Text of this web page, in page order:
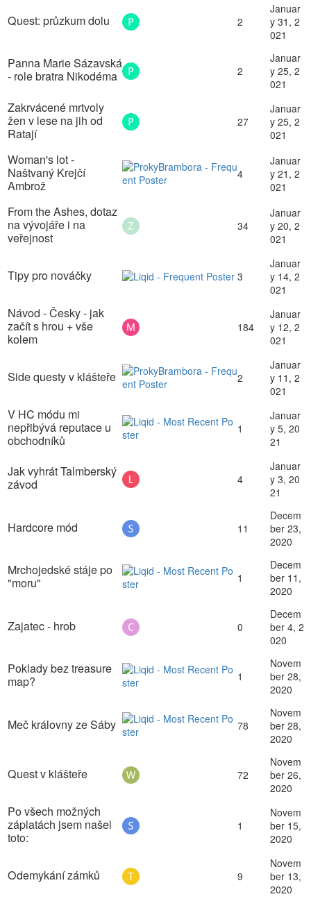
Quest: průzkum dolu 2
Januar
y 31, 2
021
Panna Marie Sázavská
- role bratra Nikodéma
2
Januar
y 25, 2
021
Zakrvácené mrtvoly
žen v lese na jih od
Ratají
27
Januar
y 25, 2
021
Woman's lot -
Naštvaný Krejčí
Ambrož
4
Januar
y 21, 2
021
From the Ashes, dotaz
na vývojáře i na
veřejnost
34
Januar
y 20, 2
021
Tipy pro nováčky 3
Januar
y 14, 2
021
Návod - Česky - jak
začít s hrou + vše
kolem
184
Januar
y 12, 2
021
Side questy v klášteře 2
Januar
y 11, 2
021
V HC módu mi
nepřibývá reputace u
obchodníků
1
Januar
y 5, 20
21
Jak vyhrát Talmberský
závod
4
Januar
y 3, 20
21
Hardcore mód 11
Decem
ber 23,
2020
Mrchojedské stáje po
"moru"
1
Decem
ber 11,
2020
Zajatec - hrob 0
Decem
ber 4, 2
020
Poklady bez treasure
map?
1
Novem
ber 28,
2020
Meč královny ze Sáby 78
Novem
ber 28,
2020
Quest v klášteře 72
Novem
ber 26,
2020
Po všech možných
záplatách jsem našel
toto:
1
Novem
ber 15,
2020
Odemykání zámků 9
Novem
ber 13,
2020